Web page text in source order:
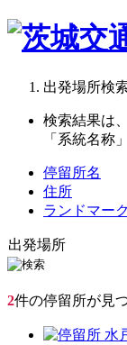
出発場所検
検索結果は
「系統名称
停留所名
住所
ランドマーク
出発場所
2件の停留所が見
水